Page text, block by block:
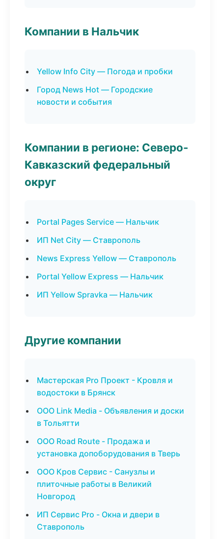
Компании в Нальчик
Yellow Info City — Погода и пробки
Город News Hot — Городские
новости и события
Компании в регионе: Северо-
Кавказский федеральный
округ
Portal Pages Service — Нальчик
ИП Net City — Ставрополь
News Express Yellow — Ставрополь
Portal Yellow Express — Нальчик
ИП Yellow Spravka — Нальчик
Другие компании
Мастерская Pro Проект - Кровля и
водостоки в Брянск
ООО Link Media - Объявления и доски
в Тольятти
ООО Road Route - Продажа и
установка допоборудования в Тверь
ООО Кров Сервис - Санузлы и
плиточные работы в Великий
Новгород
ИП Сервис Pro - Окна и двери в
Ставрополь